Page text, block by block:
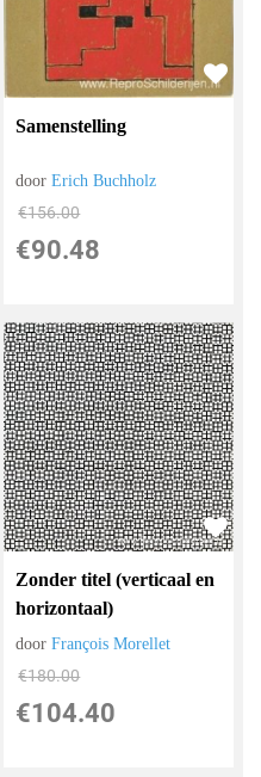
Samenstelling
doorErich Buchholz
€156.00
€90.48
Zonder titel (verticaal en
horizontaal)
doorFrançois Morellet
€180.00
€104.40